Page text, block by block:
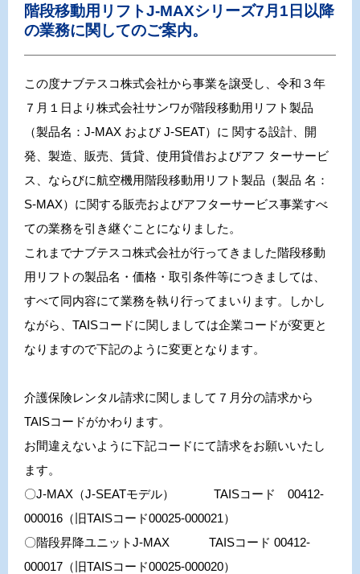
階段移動用リフトJ-MAXシリーズ7月1日以降
の業務に関してのご案内。
この度ナブテスコ株式会社から事業を譲受し、令和３年
７月１日より株式会社サンワが階段移動用リフト製品
（製品名：J-MAX および J-SEAT）に 関する設計、開
発、製造、販売、賃貸、使用貸借およびアフ ターサービ
ス、ならびに航空機用階段移動用リフト製品（製品 名：
S-MAX）に関する販売およびアフターサービス事業すべ
ての業務を引き継ぐことになりました。
これまでナブテスコ株式会社が行ってきました階段移動
用リフトの製品名・価格・取引条件等につきましては、
すべて同内容にて業務を執り行ってまいります。しかし
ながら、TAISコードに関しましては企業コードが変更と
なりますので下記のように変更となります。
介護保険レンタル請求に関しまして７月分の請求から
TAISコードがかわります。
お間違えないように下記コードにて請求をお願いいたし
ます。
〇J-MAX（J-SEATモデル） TAISコード 00412-
000016（旧TAISコード00025-000021）
〇階段昇降ユニットJ-MAX TAISコード 00412-
000017（旧TAISコード00025-000020）